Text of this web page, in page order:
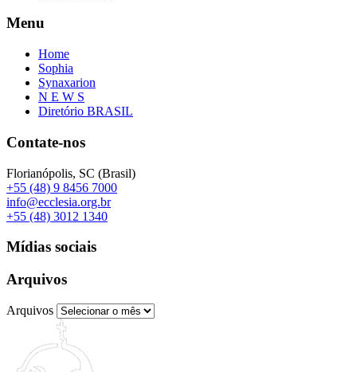
Menu
Home
Sophia
Synaxarion
N E W S
Diretório BRASIL
Contate-nos
Florianópolis, SC (Brasil)
+55 (48) 9 8456 7000
info@ecclesia.org.br
+55 (48) 3012 1340
Mídias sociais
Arquivos
Arquivos